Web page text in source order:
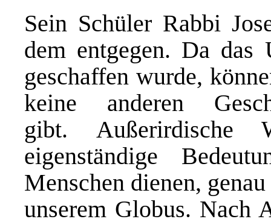
Sein Schüler Rabbi
dem entgegen. Da das
geschaffen wurde,
keine anderen
gibt. Außerirdische
eigenständige
Menschen dienen,
unserem Globus. Nach